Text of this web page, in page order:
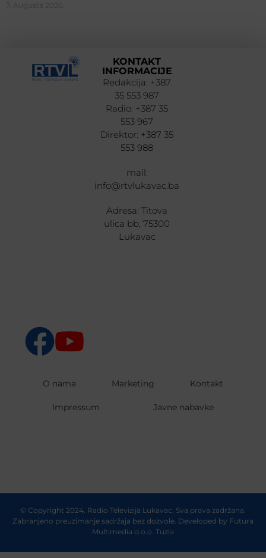
7. Augusta 2026.
KONTAKT
INFORMACIJE
Redakcija: +387
35 553 987
Radio: +387 35
553 967
Direktor: +387 35
553 988
mail:
info@rtvlukavac.ba
Adresa: Titova
ulica bb, 75300
Lukavac
O nama Marketing Kontakt
Impressum Javne nabavke
© Copyright 2024. Radio Televizija Lukavac. Sva prava zadržana.
Zabranjeno preuzimanje sadržaja bez dozvole. Developed by Futura
Multimedia d.o.o. Tuzla